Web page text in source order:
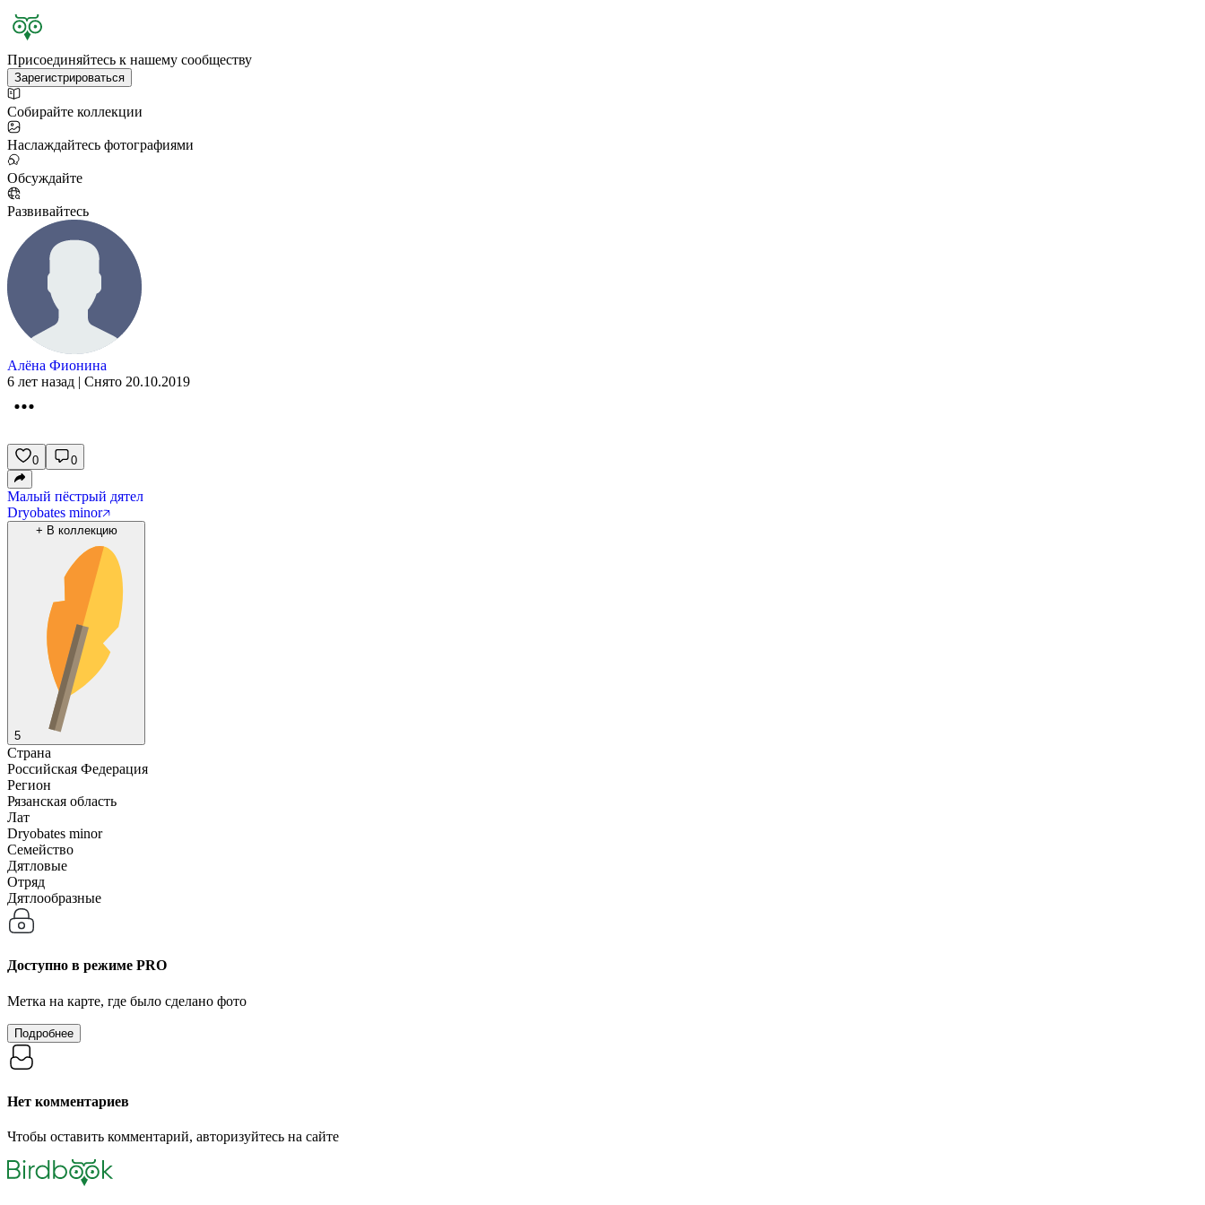
Присоединяйтесь к нашему сообществу
Зарегистрироваться
Собирайте коллекции
Наслаждайтесь фотографиями
Обсуждайте
Развивайтесь
Алёна Фионина
6 лет назад | Снято 20.10.2019
0 0
Малый пёстрый дятел
Dryobates minor
+ В коллекцию
5
Страна
Российская Федерация
Регион
Рязанская область
Лат
Dryobates minor
Семейство
Дятловые
Отряд
Дятлообразные
Доступно в режиме PRO
Метка на карте, где было сделано фото
Подробнее
Нет комментариев
Чтобы оставить комментарий, авторизуйтесь на сайте